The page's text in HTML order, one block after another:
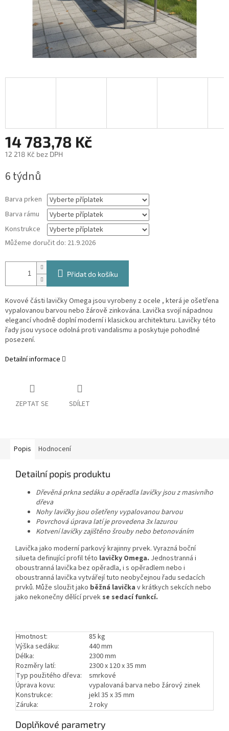
14 783,78 Kč
12 218 Kč bez DPH
cena:
6 týdnů
Barva prken
Barva rámu
Konstrukce
Můžeme doručit do: 21.9.2026
Přidat do košíku
Kovové části lavičky Omega jsou vyrobeny z ocele , která je ošetřena
vypalovanou barvou nebo žárově zinkována. Lavička svojí nápadnou
elegancí vhodně doplní moderní i klasickou architekturu. Lavičky této
řady jsou vysoce odolná proti vandalismu a poskytuje pohodlné
posezení.
Detailní informace
ZEPTAT SE SDÍLET
Popis Hodnocení
Detailní popis produktu
Dřevěná prkna sedáku a opěradla lavičky jsou z masivního
dřeva
Nohy lavičky jsou ošetřeny vypalovanou barvou
Povrchová úprava latí je provedena 3x lazurou
Kotvení lavičky zajištěno šrouby nebo betonováním
Lavička jako moderní parkový krajinny prvek. Vyrazná boční
silueta definující profil této lavičky Omega. Jednostranná i
oboustranná lavička bez opěradla, i s opěradlem nebo i
oboustranná lavička vytvářejí tuto neobyčejnou řadu sedacích
prvků. Může sloužit jako běžná lavička v krátkych sekcích nebo
jako nekonečny dělící prvek se sedací funkcí.
Hmotnost:
85 kg
Výška sedáku:
440 mm
Délka:
2300 mm
Rozměry latí:
2300 x 120 x 35 mm
Typ použitého dřeva:
smrkové
Úprava kovu:
vypalovaná barva nebo žárový zinek
Konstrukce:
jekl 35 x 35 mm
Záruka:
2 roky
Doplňkové parametry